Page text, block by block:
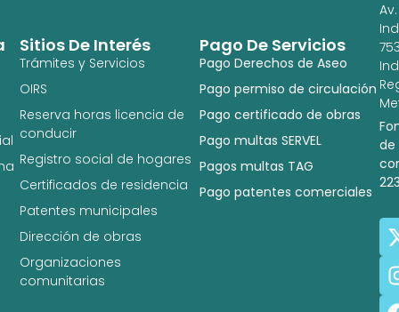
Pago De Servicios
Pago Derechos de Aseo
Pago permiso de circulación
Pago certificado de obras
Pago multas SERVEL
Pagos multas TAG
Pago patentes comerciales
Sitios De Interés
Trámites y Servicios
OIRS
Reserva horas licencia de
conducir
Registro social de hogares
Certificados de residencia
Patentes municipales
Dirección de obras
Organizaciones
comunitarias
Av.
de